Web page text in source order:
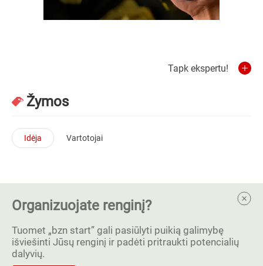
Tapk ekspertu!
Žymos
Idėja Vartotojai
Organizuojate renginį?
Tuomet „bzn start” gali pasiūlyti puikią galimybę
išviešinti Jūsų renginį ir padėti pritraukti potencialių
dalyvių.